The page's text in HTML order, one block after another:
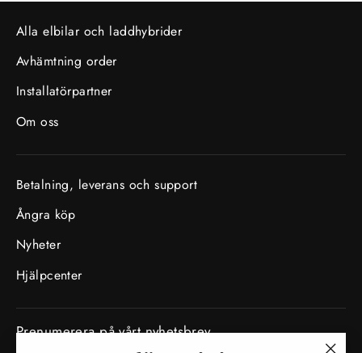
Alla elbilar och laddhybrider
Avhämtning order
Installatörpartner
Om oss
Betalning, leverans och support
Ångra köp
Nyheter
Hjälpcenter
Prenumerera på vårt nyhetsbrev